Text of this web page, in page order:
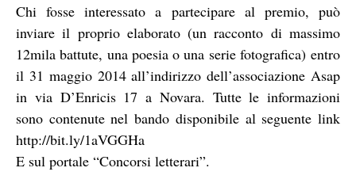
Chi fosse interessato a partecipare al premio, può
inviare il proprio elaborato (un racconto di massimo
12mila battute, una poesia o una serie fotografica) entro
il 31 maggio 2014 all’indirizzo dell’associazione Asap
in via D’Enricis 17 a Novara. Tutte le informazioni
sono contenute nel bando disponibile al seguente link
http://bit.ly/1aVGGHa
E sul portale “Concorsi letterari”.